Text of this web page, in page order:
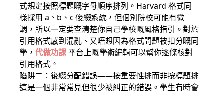
式規定按照標題嘅字母順序排列。Harvard 格式同
樣採用 a、b、c 後綴系統，但個別院校可能有微
調，所以一定要查清楚你自己學校嘅風格指引。對於
引用格式感到混亂、又唔想因為格式問題被扣分嘅同
學， 代做功課平台上嘅學術編輯可以幫你逐條核對
引用格式。
陷阱二：後綴分配錯誤——按重要性排而非按標題排
這是一個非常常見但很少被糾正的錯誤。學生有時會